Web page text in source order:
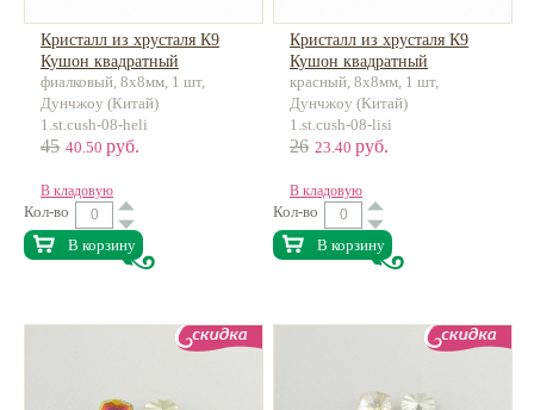
Кристалл из хрусталя К9
Кушон квадратный
фиалковый, 8х8мм, 1 шт,
Дунчжоу (Китай)
1.st.cush-08-heli
45 40.50 руб.
В кладовую
Кол-во
В корзину
Кристалл из хрусталя К9
Кушон квадратный
красный, 8х8мм, 1 шт,
Дунчжоу (Китай)
1.st.cush-08-lisi
26 23.40 руб.
В кладовую
Кол-во
В корзину